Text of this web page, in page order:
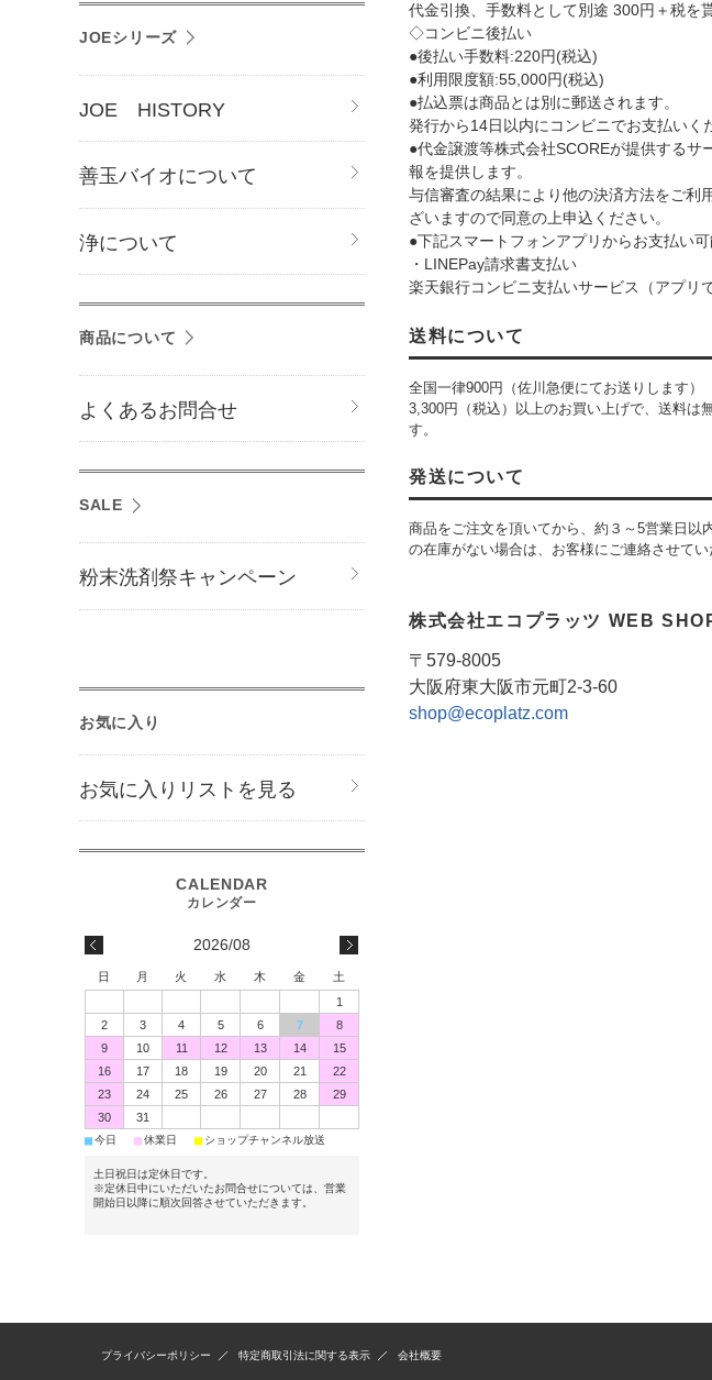
代金引換、手数料として別途 300円＋税を
◇コンビニ後払い
●後払い手数料:220円(税込)
●利用限度額:55,000円(税込)
●払込票は商品とは別に郵送されます。
発行から14日以内にコンビニでお支払いく
●代金譲渡等株式会社SCOREが提供するサ
報を提供します。
与信審査の結果により他の決済方法をご利
ざいますので同意の上申込ください。
●下記スマートフォンアプリからお支払い可
・LINEPay請求書支払い
楽天銀行コンビニ支払いサービス（アプリ
送料について
全国一律900円（佐川急便にてお送りします）
3,300円（税込）以上のお買い上げで、送料は
す。
発送について
商品をご注文を頂いてから、約３～5営業日以
の在庫がない場合は、お客様にご連絡させてい
株式会社エコプラッツ WEB
〒579-8005
大阪府東大阪市元町2-3-60
shop@ecoplatz.com
JOEシリーズ
JOE HISTORY
善玉バイオについて
浄について
商品について
よくあるお問合せ
SALE
粉末洗剤祭キャンペーン
お気に入り
お気に入りリストを見る
2026/08
日 月 火 水 木 金
土
1
2
3 4 5 6 7
8
9
10 11 12 13 14
15
16
17 18 19 20 21
22
23
24 25 26 27 28
29
30
31
■今日 ■休業日 ■ ショップチャンネル放送
土日祝日は定休日です。
※定休日中にいただいたお問合せについては、営業
開始日以降に順次回答させていただきます。
プライバシーポリシー 特定商取引法に関する表示 会社概要